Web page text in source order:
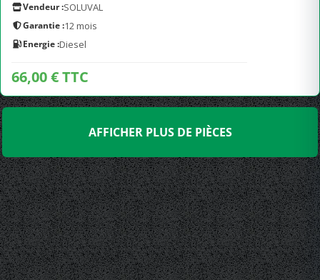
Vendeur :SOLUVAL
Garantie :12 mois
Energie :Diesel
66,00 € TTC
AFFICHER PLUS DE PIÈCES